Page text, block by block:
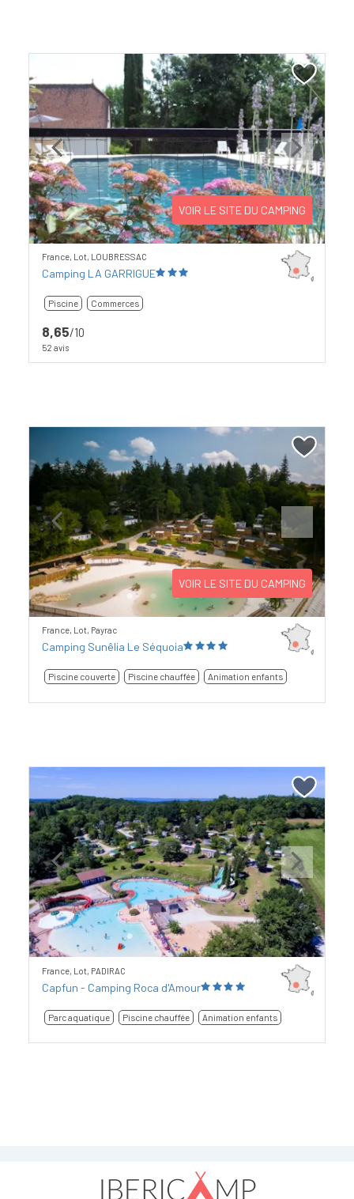
Previous Next
VOIR LE SITE DU CAMPING
France, Lot, LOUBRESSAC
Camping LA GARRIGUE
Piscine Commerces
8,65/10
52 avis
Previous Next
VOIR LE SITE DU CAMPING
France, Lot, Payrac
Camping Sunêlia Le Séquoia
Piscine couverte Piscine chauffée Animation enfants
Previous Next
France, Lot, PADIRAC
Capfun - Camping Roca d'Amour
Parc aquatique Piscine chauffée Animation enfants